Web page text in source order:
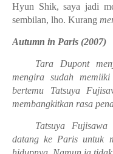
Hyun Shik, saya jadi
sembilan, lho. Kurang
Autumn in Paris (2007)
Tara Dupont
mengira sudah
bertemu Tatsuya
membangkitkan rasa
Tatsuya
datang ke Paris untuk